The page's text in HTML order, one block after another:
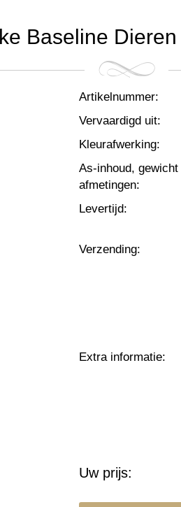
Baseline
Artikelnummer:
Vervaardigd uit:
Kleurafwerking:
As-inhoud, gewicht
afmetingen:
Levertijd:
Verzending:
Extra informatie:
Uw prijs: